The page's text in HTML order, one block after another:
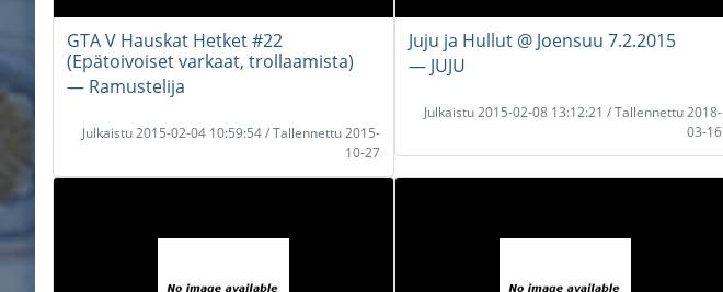
GTA V Hauskat Hetket #22
(Epätoivoiset varkaat, trollaamista)
― Ramustelija
Julkaistu 2015-02-04 10:59:54 / Tallennettu 2015-
10-27
Juju ja Hullut @ Joensuu 7.2.2015
― JUJU
Julkaistu 2015-02-08 13:12:21 / Tallennettu 2018-
03-16